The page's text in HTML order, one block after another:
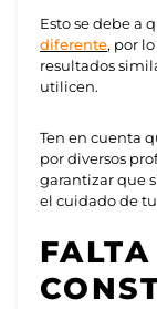
Esto se debe a
diferente, por
resultados
utilicen.
Ten en cuenta
por diversos
garantizar que
el cuidado de